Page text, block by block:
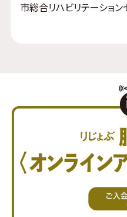
市総合リハビリテーショ